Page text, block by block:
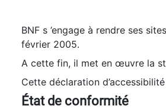
BNF s ’engage à rendre ses
février 2005.
A cette fin, il met en œuvre la
Cette déclaration
État de conformité